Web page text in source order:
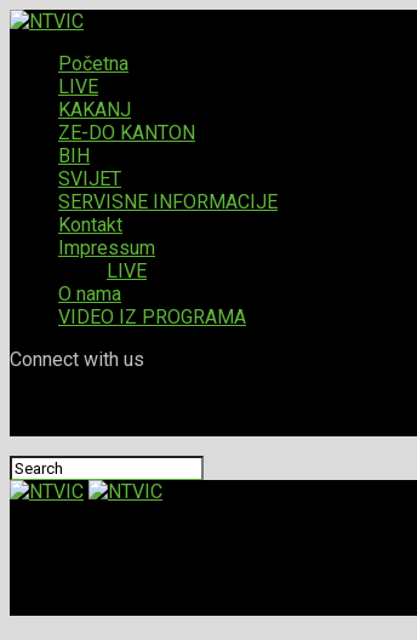
Početna
LIVE
KAKANJ
ZE-DO KANTON
BIH
SVIJET
SERVISNE INFORMACIJE
Kontakt
Impressum
LIVE
O nama
VIDEO IZ PROGRAMA
Connect with us